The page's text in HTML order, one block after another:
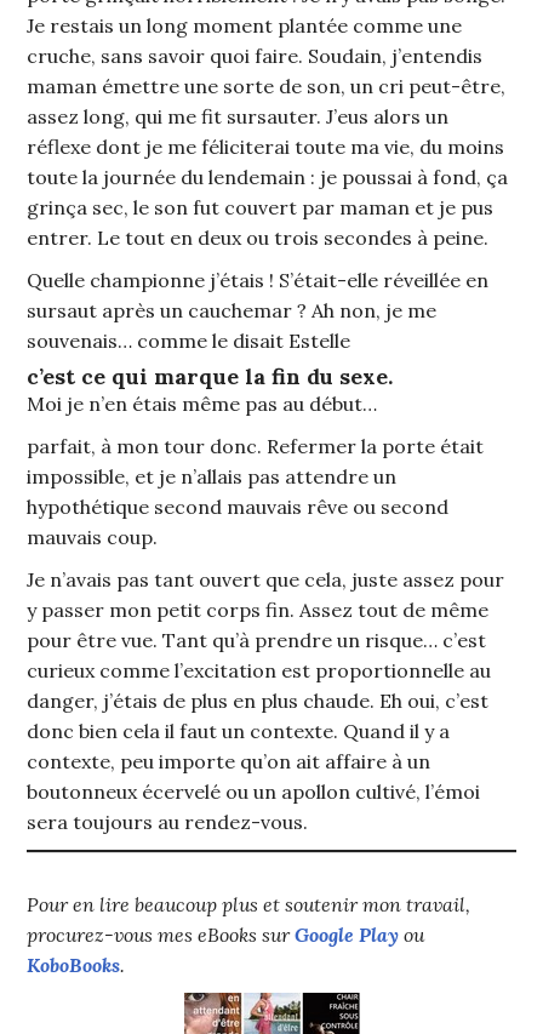
Je restais un long moment plantée comme une
cruche, sans savoir quoi faire. Soudain, j’entendis
maman émettre une sorte de son, un cri peut-être,
assez long, qui me fit sursauter. J’eus alors un
réflexe dont je me féliciterai toute ma vie, du moins
toute la journée du lendemain : je poussai à fond, ça
grinça sec, le son fut couvert par maman et je pus
entrer. Le tout en deux ou trois secondes à peine.
Quelle championne j’étais ! S’était-elle réveillée en
sursaut après un cauchemar ? Ah non, je me
souvenais… comme le disait Estelle
c’est ce qui marque la fin du sexe.
Moi je n’en étais même pas au début…
parfait, à mon tour donc. Refermer la porte était
impossible, et je n’allais pas attendre un
hypothétique second mauvais rêve ou second
mauvais coup.
Je n’avais pas tant ouvert que cela, juste assez pour
y passer mon petit corps fin. Assez tout de même
pour être vue. Tant qu’à prendre un risque… c’est
curieux comme l’excitation est proportionnelle au
danger, j’étais de plus en plus chaude. Eh oui, c’est
donc bien cela il faut un contexte. Quand il y a
contexte, peu importe qu’on ait affaire à un
boutonneux écervelé ou un apollon cultivé, l’émoi
sera toujours au rendez-vous.
Pour en lire beaucoup plus et soutenir mon travail,
procurez-vous mes eBooks surGoogle Play ou
KoboBooks.